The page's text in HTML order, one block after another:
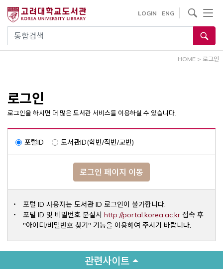
건
통합검색
LOGIN ENG
사이트내 검색
HOME > 로그인
로그인
로그인을 하시면 더 많은 도서관 서비스를 이용하실 수 있습니다.
포털ID 도서관ID(학번/직번/교번)
로그인 페이지 이동
포털 ID 사용자는 도서관 ID 로그인이 불가합니다.
포털 ID 및 비밀번호 분실시 http://portal.korea.ac.krOpens a
접속 후
"아이디/비밀번호 찾기" 기능을 이용하여 주시기 바랍니다.
관련사이트